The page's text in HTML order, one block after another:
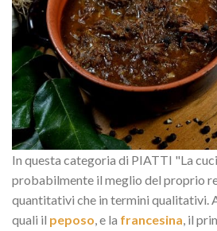
In questa categoria di PIATTI "La
probabilmente il meglio del proprio
quantitativi che in termini qualitativi.
quali il peposo, e la francesina, il